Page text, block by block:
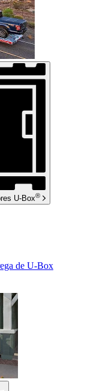
U-Box®
de U-Box